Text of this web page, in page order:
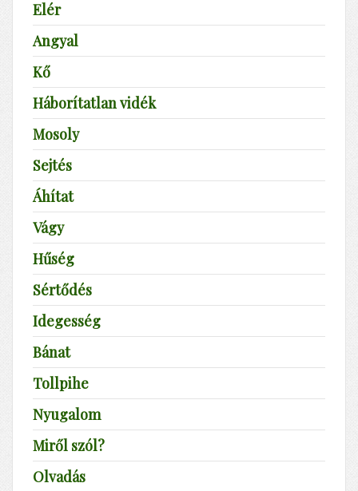
Elér
Angyal
Kő
Háborítatlan vidék
Mosoly
Sejtés
Áhítat
Vágy
Hűség
Sértődés
Idegesség
Bánat
Tollpihe
Nyugalom
Miről szól?
Olvadás